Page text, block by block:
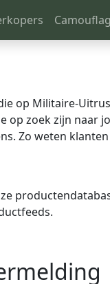
op Militaire-
op zoek zijn
Zo weten